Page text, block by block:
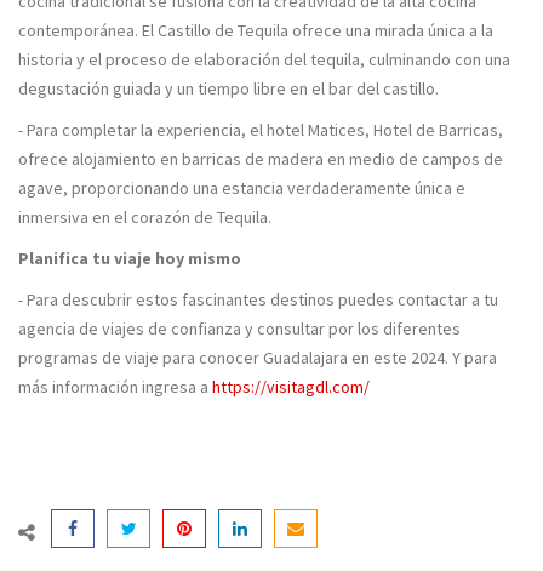
contemporánea. El Castillo de Tequila ofrece una mirada única a la
historia y el proceso de elaboración del tequila, culminando con una
degustación guiada y un tiempo libre en el bar del castillo.
- Para completar la experiencia, el hotel Matices, Hotel de Barricas,
ofrece alojamiento en barricas de madera en medio de campos de
agave, proporcionando una estancia verdaderamente única e
inmersiva en el corazón de Tequila.
Planifica tu viaje hoy mismo
- Para descubrir estos fascinantes destinos puedes contactar a tu
agencia de viajes de confianza y consultar por los diferentes
programas de viaje para conocer Guadalajara en este 2024. Y para
más información ingresa a https://visitagdl.com/